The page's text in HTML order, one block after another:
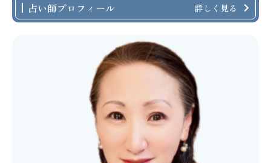
占い師プロフィール 詳しく見る